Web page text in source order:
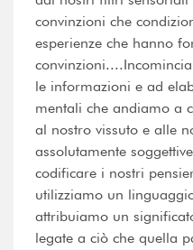
convinzioni che
esperienze che hanno
le informazioni e ad
mentali che andiamo a
al nostro vissuto e alle
assolutamente
codificare i nostri
utilizziamo un
attribuiamo un
legate a ciò che quella